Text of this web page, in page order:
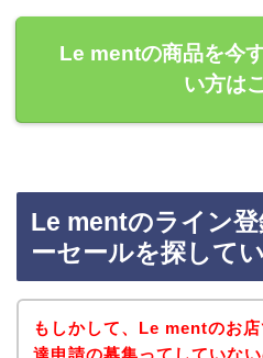
Le mentの商品を今
い方は
Le mentのライン
ーセールを探して
もしかして、Le mentのお
達申請の募集ってしていない